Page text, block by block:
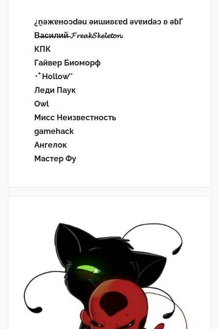
¿n̯ǝжɐноɔdǝu ǝиɯиʚεɐd ǝvɐиdǝɔ ʚ ǝɓГ
В̶а̶с̶и̶л̶и̶й̶ 𝓕𝓻𝓮𝓪𝓴𝓢𝓴𝓮𝓵𝓮𝓽𝓸𝓷.
КПК
Гайвер Биоморф
･ﾟHollow’°
Леди Паук
Owl
Мисс Неизвестность
gamehack
Ангелок
Мастер Фу